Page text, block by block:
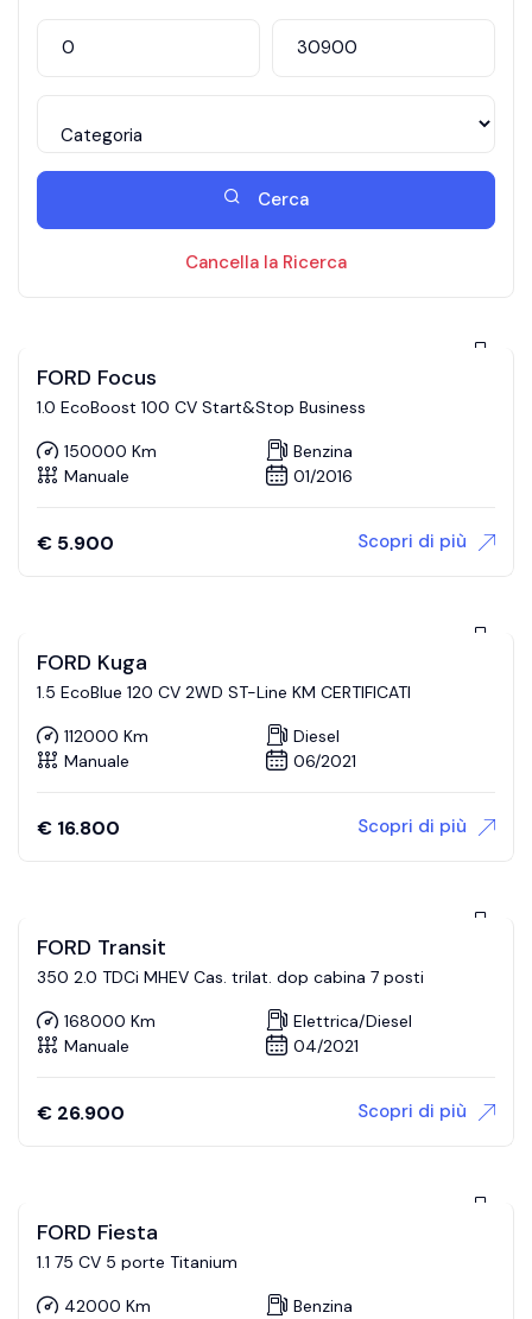
Cerca
Cancella la Ricerca
FORD Focus
1.0 EcoBoost 100 CV Start&Stop Business
150000 Km
Benzina
Manuale
01/2016
€ 5.900 Scopri di più
FORD Kuga
1.5 EcoBlue 120 CV 2WD ST-Line KM CERTIFICATI
112000 Km
Diesel
Manuale
06/2021
€ 16.800 Scopri di più
FORD Transit
350 2.0 TDCi MHEV Cas. trilat. dop cabina 7 posti
168000 Km
Elettrica/Diesel
Manuale
04/2021
€ 26.900 Scopri di più
FORD Fiesta
1.1 75 CV 5 porte Titanium
42000 Km
Benzina